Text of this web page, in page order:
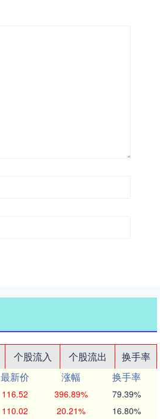
个股流入 个股流出
换手率
最新价 涨幅
换手率
116.52 396.89% 79.39%
110.02 20.21% 16.80%